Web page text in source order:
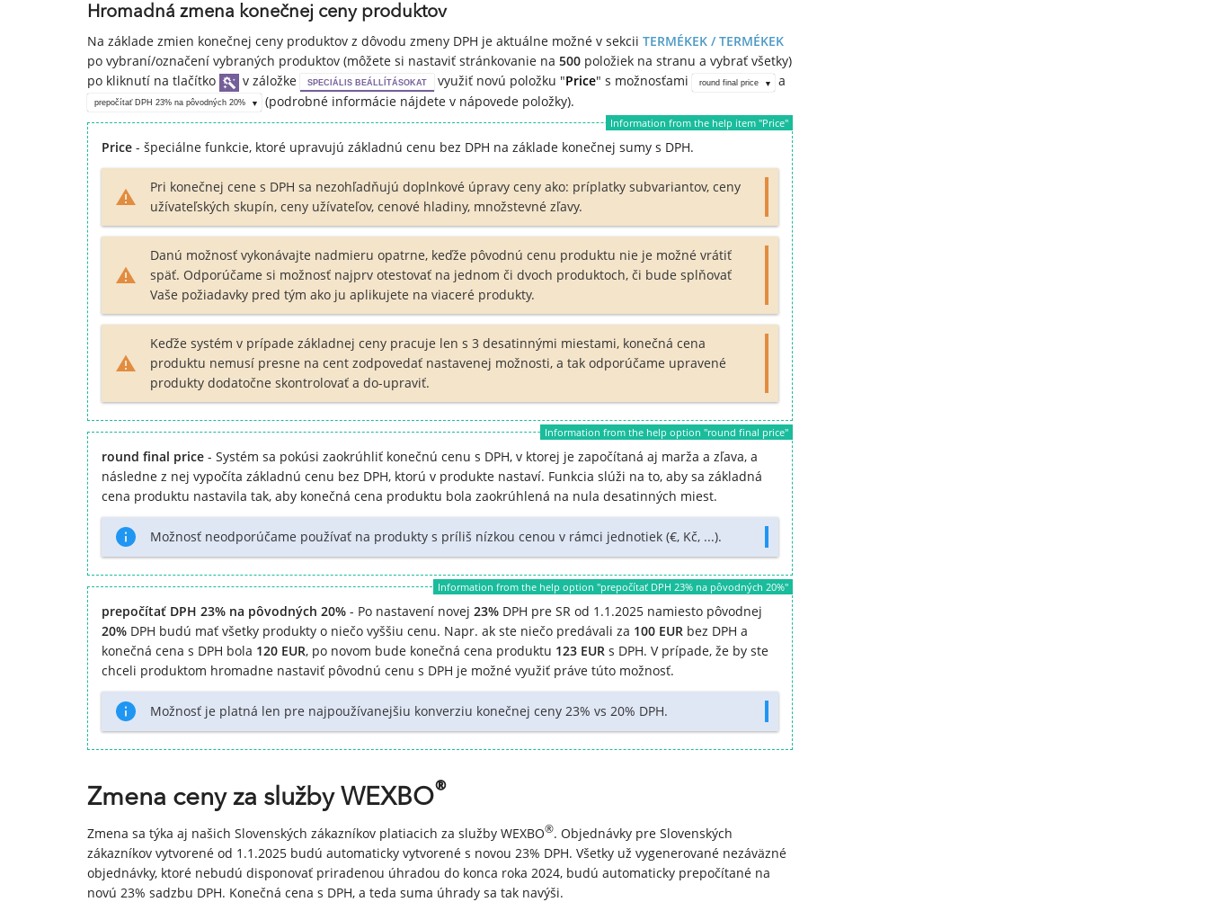
Hromadná zmena konečnej ceny produktov
Na základe zmien konečnej ceny produktov z dôvodu zmeny DPH je aktuálne možné v sekcii TERMÉKEK / TERMÉKEK
po vybraní/označení vybraných produktov (môžete si nastaviť stránkovanie na 500 položiek na stranu a vybrať všetky)
po kliknutí na tlačítko
v záložke SPECIÁLIS BEÁLLÍTÁSOKAT využiť novú položku "Price" s možnosťami round final price a
prepočítať DPH 23% na pôvodných 20% (podrobné informácie nájdete v nápovede položky).
Information from the help item "Price"
Price - špeciálne funkcie, ktoré upravujú základnú cenu bez DPH na základe konečnej sumy s DPH.
Pri konečnej cene s DPH sa nezohľadňujú doplnkové úpravy ceny ako: príplatky subvariantov, ceny
užívateľských skupín, ceny užívateľov, cenové hladiny, množstevné zľavy.
Danú možnosť vykonávajte nadmieru opatrne, keďže pôvodnú cenu produktu nie je možné vrátiť
späť. Odporúčame si možnosť najprv otestovať na jednom či dvoch produktoch, či bude splňovať
Vaše požiadavky pred tým ako ju aplikujete na viaceré produkty.
Keďže systém v prípade základnej ceny pracuje len s 3 desatinnými miestami, konečná cena
produktu nemusí presne na cent zodpovedať nastavenej možnosti, a tak odporúčame upravené
produkty dodatočne skontrolovať a do-upraviť.
Information from the help option "round final price"
round final price - Systém sa pokúsi zaokrúhliť konečnú cenu s DPH, v ktorej je započítaná aj marža a zľava, a
následne z nej vypočíta základnú cenu bez DPH, ktorú v produkte nastaví. Funkcia slúži na to, aby sa základná
cena produktu nastavila tak, aby konečná cena produktu bola zaokrúhlená na nula desatinných miest.
Možnosť neodporúčame používať na produkty s príliš nízkou cenou v rámci jednotiek (€, Kč, ...).
Information from the help option "prepočítať DPH 23% na pôvodných 20%"
prepočítať DPH 23% na pôvodných 20% - Po nastavení novej 23% DPH pre SR od 1.1.2025 namiesto pôvodnej
20% DPH budú mať všetky produkty o niečo vyššiu cenu. Napr. ak ste niečo predávali za 100 EUR bez DPH a
konečná cena s DPH bola 120 EUR, po novom bude konečná cena produktu 123 EUR s DPH. V prípade, že by ste
chceli produktom hromadne nastaviť pôvodnú cenu s DPH je možné využiť práve túto možnosť.
Možnosť je platná len pre najpoužívanejšiu konverziu konečnej ceny 23% vs 20% DPH.
Zmena ceny za služby WEXBO®
Zmena sa týka aj našich Slovenských zákazníkov platiacich za služby WEXBO®. Objednávky pre Slovenských
zákazníkov vytvorené od 1.1.2025 budú automaticky vytvorené s novou 23% DPH. Všetky už vygenerované nezáväzné
objednávky, ktoré nebudú disponovať priradenou úhradou do konca roka 2024, budú automaticky prepočítané na
novú 23% sadzbu DPH. Konečná cena s DPH, a teda suma úhrady sa tak navýši.